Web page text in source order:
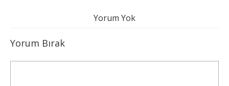
Yorum Yok
Yorum Bırak